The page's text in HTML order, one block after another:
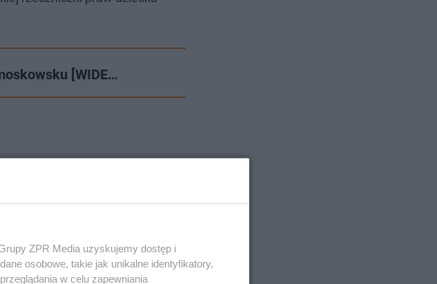
[WIDE…
ZPR Media uzyskujemy dostęp i
osobowe, takie jak unikalne identyfikatory,
w celu zapewniania